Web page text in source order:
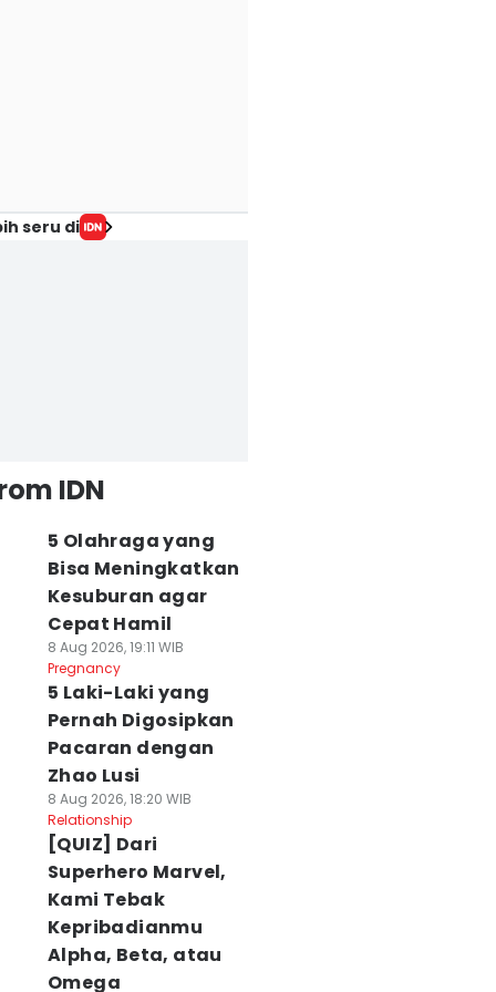
seru di
IDN
5 Olahraga yang
Bisa Meningkatkan
Kesuburan agar
Cepat Hamil
8 Aug 2026, 19:11 WIB
Pregnancy
5 Laki-Laki yang
Pernah Digosipkan
Pacaran dengan
Zhao Lusi
8 Aug 2026, 18:20 WIB
Relationship
[QUIZ] Dari
Superhero Marvel,
Kami Tebak
Kepribadianmu
Alpha, Beta, atau
Omega